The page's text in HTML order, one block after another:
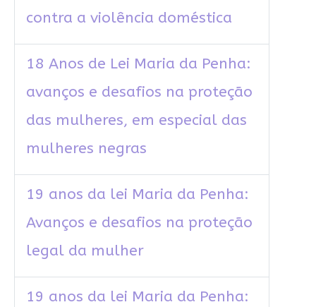
contra a violência doméstica
18 Anos de Lei Maria da Penha:
avanços e desafios na proteção
das mulheres, em especial das
mulheres negras
19 anos da lei Maria da Penha:
Avanços e desafios na proteção
legal da mulher
19 anos da lei Maria da Penha: